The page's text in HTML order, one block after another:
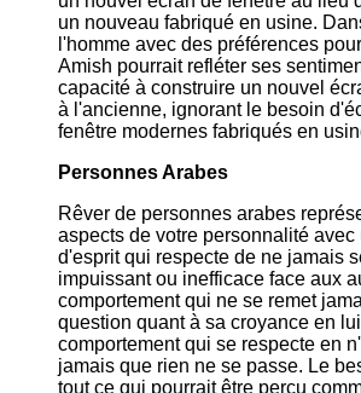
un nouveau fabriqué en usine.
l'homme avec des préférences
Amish pourrait refléter ses
capacité à construire un nouvel
à l'ancienne, ignorant le besoin
fenêtre modernes fabriqués en
Personnes Arabes
Rêver de personnes arabes
aspects de votre personnalité avec
d'esprit qui respecte de ne jamais
impuissant ou inefficace face aux
comportement qui ne se remet
question quant à sa croyance en
comportement qui se respecte en
jamais que rien ne se passe. Le
tout ce qui pourrait être perçu